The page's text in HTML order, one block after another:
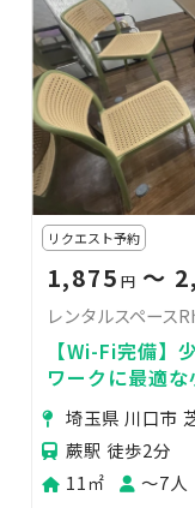
リクエスト予約
1,875 円 〜
レンタルスペース
【Wi-Fi完備】
ワークに最適
ベント控え室や
です。
埼玉県 川口市
蕨駅 徒歩2分
11㎡
〜7人